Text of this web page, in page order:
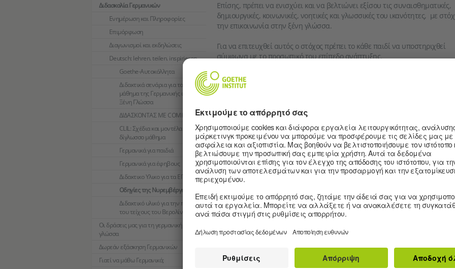
Διδασκαλία Γερμανικών
Ενημέρωση και Πληροφορίες
Επιμόρφωση
Διαγωνισμοί και εκδηλώσεις
Deutsch: lehren. teilen. inspirieren.
Goethe-Αυτοκόλλητα
Διδακτικά σενάρια για το
μάθημα της Γερμανικής ως
Ξένη Γλώσσα
ΔΙΔΑΣΚΟΝΤΑΣ ΜΕ COMICS
CLIL: Σχέδια και μοντέλα για το
δίγλωσσο μάθημα
Γερμανικά για παιδιά
Γερμανικά για έφηβους
Διδακτικο Υλικο για τα ΕΠΑ.Λ
Οδηγίες της Νυρεμβέργης
Διδακτικό υλικό για την πτώση
του τείχους του Βερολίνου
Οι δράσεις μας για τη γερμανική
γλώσσα
Δωρεάν εξάσκηση Γερμανικών
Γιατί να μάθω Γερμανικά;
Επίσης, πρέπει να ενισχύει και να βελτιώνει εξίσου τις συναισθηματικές,
δημιουργικές, κοινωνικές, νοητικές και γλωσσικές του ικανότητες, με
την επικοινωνία στην ξένη γλώσσα.
Για να επιτευχθεί αυτός ο στόχος πρέπει το κάθε παιδί να υποστηριχθεί
σύμφωνα με το προσωπικό του επίπεδο ανάπτυξης.
αναπτυξιακής ψυχολογίας
Γλωσσική ανάπτυξη του παιδιού
Ανάγκες του παιδιού
Δικαιώματα του παιδιού
Πηγές
[1] Βλ. σχετικά α)Κλίμακα επιπέδων του Jean Piaget, π.χ. Διαδίκτυο, στη
διεύθυνση
β) Bleyhl (2000) γ) Tracy (2007)